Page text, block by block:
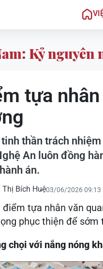
Kỷ nguyên
tựa
thần trách
An luôn đồng
án.
Thị Bích Huệ03/06/2026 09:13
điểm tựa nhân văn
phục thiện để
chọi với nắng nóng